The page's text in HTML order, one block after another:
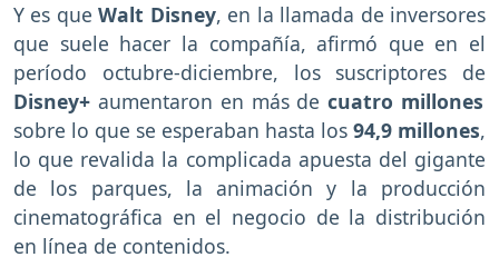
Y es queWalt Disney, en la llamada de inversores
que suele hacer la compañía, afirmó que en el
período octubre-diciembre, los suscriptores de
Disney+ aumentaron en más decuatro millones
sobre lo que se esperaban hasta los 94,9 millones,
lo que revalida la complicada apuesta del gigante
de los parques, la animación y la producción
cinematográfica en el negocio de la distribución
en línea de contenidos.